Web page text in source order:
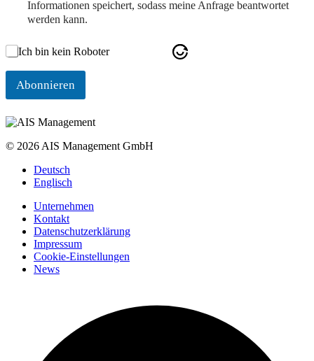
Informationen speichert, sodass meine Anfrage beantwortet
werden kann.
Ich bin kein Roboter
Abonnieren
© 2026 AIS Management GmbH
Deutsch
Englisch
Unternehmen
Kontakt
Datenschutzerklärung
Impressum
Cookie-Einstellungen
News